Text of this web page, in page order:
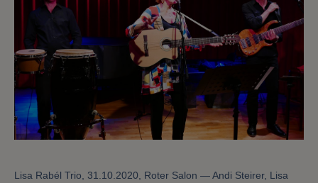
Lisa Rabél Trio, 31.10.2020, Roter Salon — Andi Steirer, Lisa